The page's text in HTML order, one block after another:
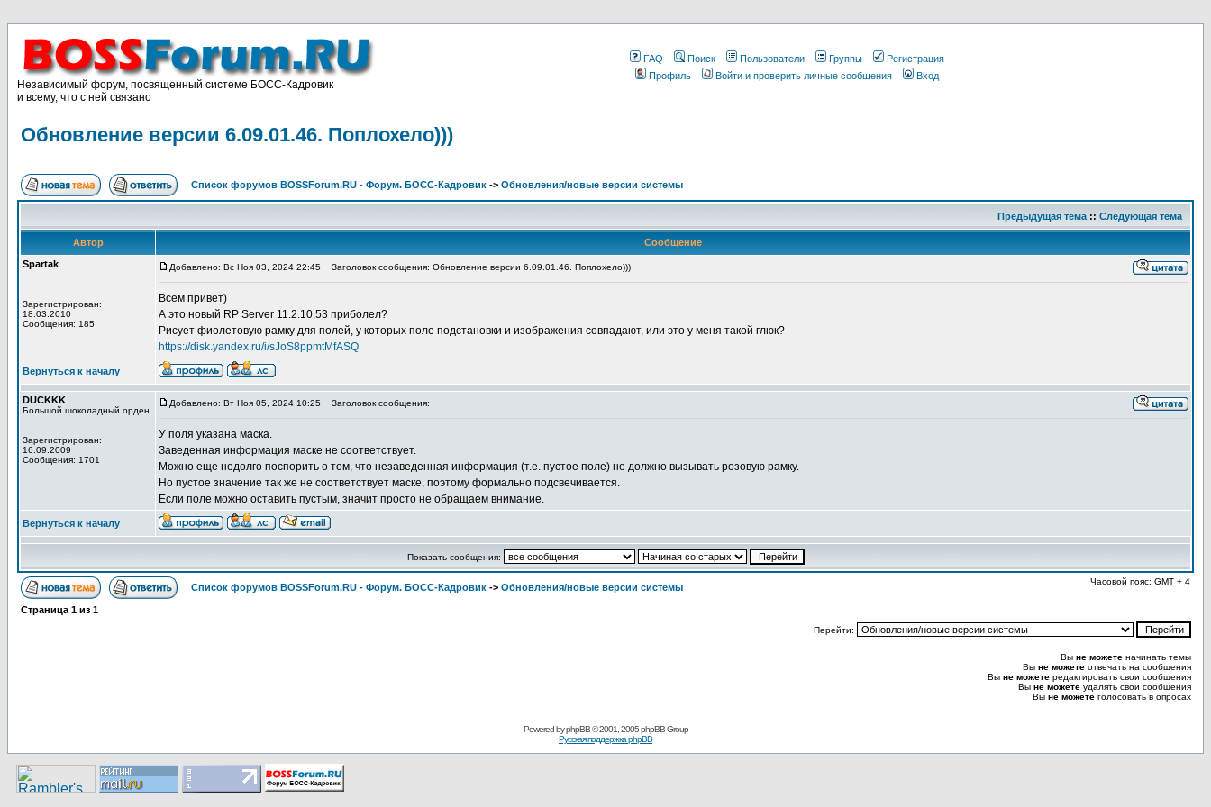
Независимый форум, посвященный системе БОСС-Кадровик
и всему, что с ней связано
FAQ Поиск Пользователи Группы
Регистрация
Профиль
Войти и проверить личные сообщения Вход
Обновление версии 6.09.01.46. Поплохело)))
Список форумов BOSSForum.RU - Форум. БОСС-Кадровик -> Обновления/новые версии системы
Предыдущая тема :: Следующая тема
Автор
Сообщение
Spartak
Зарегистрирован:
18.03.2010
Сообщения: 185
Добавлено: Вс Ноя 03, 2024 22:45 Заголовок сообщения: Обновление версии 6.09.01.46. Поплохело)))
Всем привет)
А это новый RP Server 11.2.10.53 приболел?
Рисует фиолетовую рамку для полей, у которых поле подстановки и изображения совпадают, или это у меня такой глюк?
https://disk.yandex.ru/i/sJoS8ppmtMfASQ
Вернуться к началу
DUCKKK
Большой шоколадный орден
Зарегистрирован:
16.09.2009
Сообщения: 1701
Добавлено: Вт Ноя 05, 2024 10:25 Заголовок сообщения:
У поля указана маска.
Заведенная информация маске не соответствует.
Можно еще недолго поспорить о том, что незаведенная информация (т.е. пустое поле) не должно вызывать розовую рамку.
Но пустое значение так же не соответствует маске, поэтому формально подсвечивается.
Если поле можно оставить пустым, значит просто не обращаем внимание.
Вернуться к началу
Показать сообщения:
Список форумов BOSSForum.RU - Форум. БОСС-Кадровик -> Обновления/новые версии системы
Часовой пояс: GMT + 4
Страница 1 из 1
Перейти:
Вы не можете начинать темы
Вы не можете отвечать на сообщения
Вы не можете редактировать свои сообщения
Вы не можете удалять свои сообщения
Вы не можете голосовать в опросах
Pоwerеd byрhpВB© 2001, 2005 рhpВB Grouр
Русская поддержка phрВB